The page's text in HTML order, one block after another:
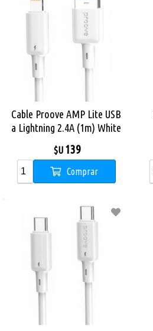
Cable Proove AMP Lite USB
a Lightning 2.4A (1m) White
$U 139
Comprar